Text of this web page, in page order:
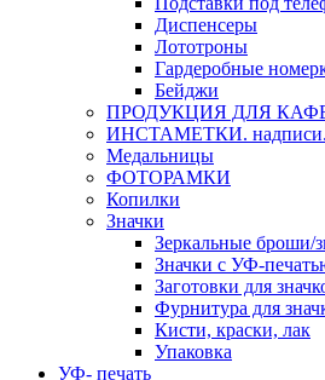
Диспенсеры
Лототроны
Гардеробные
Бейджи
ПРОДУКЦИЯ ДЛЯ
ИНСТАМЕТКИ. надписи.
Медальницы
ФОТОРАМКИ
Копилки
Значки
Зеркальные броши/
Значки с УФ-
Заготовки для
Фурнитура для
Кисти, краски, лак
Упаковка
УФ- печать